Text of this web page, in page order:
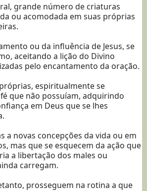
grande número de criaturas
ou acomodada em suas próprias
ou da influência de Jesus, se
aceitando a lição do Divino
pelo encantamento da oração.
espiritualmente se
que não possuíam, adquirindo
em Deus que se lhes
a novas concepções da vida ou em
mas que se esquecem da ação que
a libertação dos males ou
carregam.
prosseguem na rotina a que